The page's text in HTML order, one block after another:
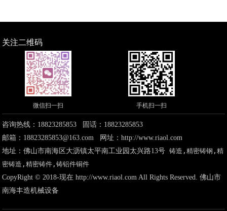
关注二维码
微信扫一扫 手机扫一扫
咨询热线： 18823285853 固话： 18823285853
邮箱： 18823285853@163.com 网址：http://www.riaol.com
地址：佛山市南海区大沥镇太平南工业园太兴路13号 铸造,精密铸钢,精
密铸造,精密铸件,铸铝件铜件
CopyRight © 2018-现在http://www.riaol.com All Rights Reserved. 佛山市
南海丰造机械设备